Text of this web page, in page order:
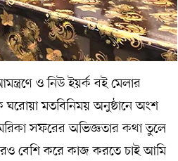
ও নিউ ইয়র্ক বই মেলার
মতবিনিময় অনুষ্ঠানে অংশ
সফরের অভিজ্ঞতার কথা তুলে
বেশি করে কাজ করতে চাই আমি